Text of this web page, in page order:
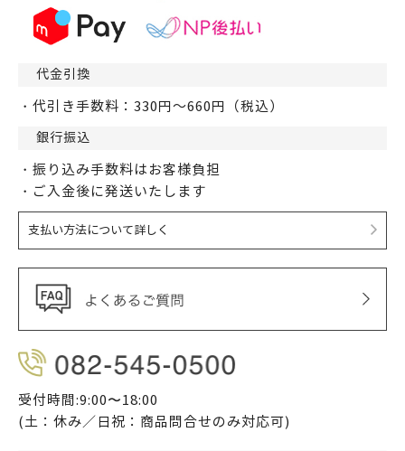
代金引換
・代引き手数料：330円～660円（税込）
銀行振込
・振り込み手数料はお客様負担
・ご入金後に発送いたします
支払い方法について詳しく
受付時間:9:00〜18:00
(土：休み／日祝：商品問合せのみ対応可)